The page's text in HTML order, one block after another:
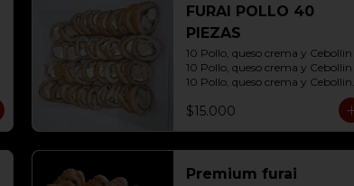
FURAI POLLO 40
PIEZAS
10 Pollo, queso crema y Cebollin
10 Pollo, queso crema y Cebollin
10 Pollo, queso crema y Cebollin
10 Pollo, queso crema y Cebollin
$15.000
Premium furai